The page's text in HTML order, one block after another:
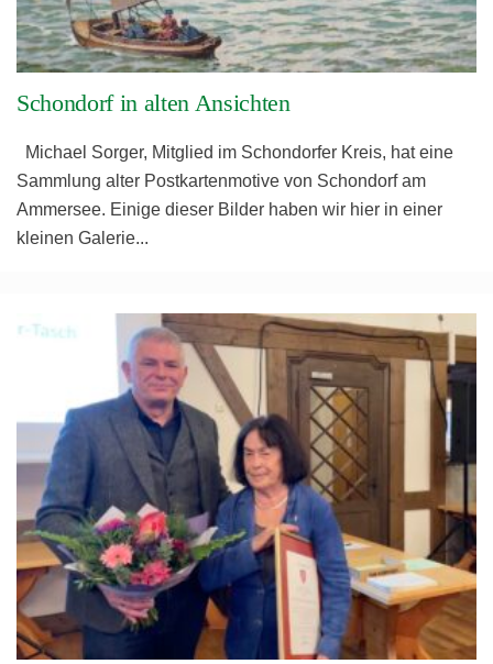
Schondorf in alten Ansichten
Michael Sorger, Mitglied im Schondorfer Kreis, hat eine
Sammlung alter Postkartenmotive von Schondorf am
Ammersee. Einige dieser Bilder haben wir hier in einer
kleinen Galerie...